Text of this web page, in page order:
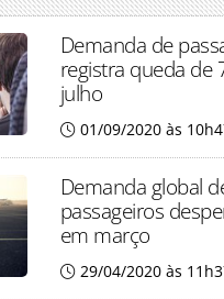
Demanda de
registra queda de
julho
01/09/2020 às
Demanda global
passageiros
em março
29/04/2020 às